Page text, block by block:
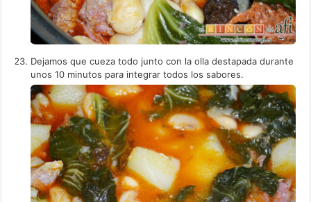
Dejamos que cueza todo junto con la olla destapada durante
unos 10 minutos para integrar todos los sabores.